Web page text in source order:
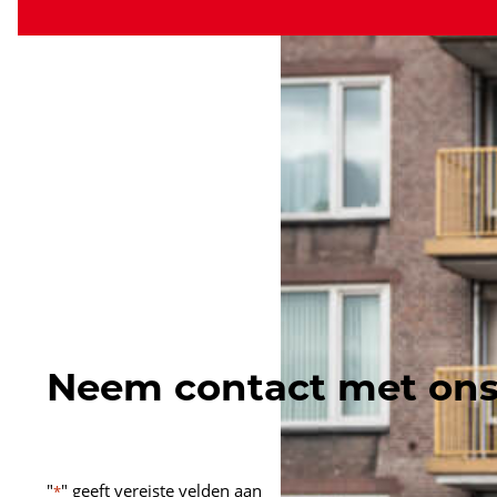
Neem contact met
"*" geeft vereiste velden aan